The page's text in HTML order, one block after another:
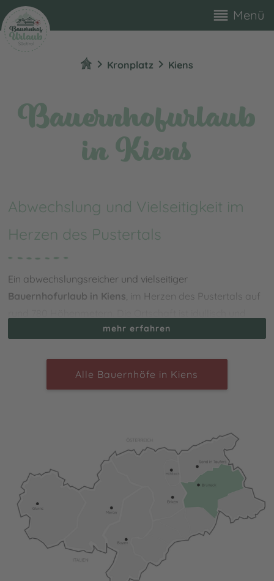
reorder Menü
chevron_right Kronplatz chevron_right Kiens
Bauernhofurlaub
in Kiens
Abwechslung und Vielseitigkeit im
Herzen des Pustertals
Ein abwechslungsreicher und vielseitiger
Bauernhofurlaub in Kiens, im Herzen des Pustertals auf
dennoch zentral gelegen, sodass sie einen wunderbaren
kannst Du einen Urlaub auf dem Bauernhof voller
entdecken. Erkunde die malerische Umgebung beim
Radfahren, Spazieren oder Wandern: Herrliche Touren in
verschiedenen Höhenlagen und Schwierigkeitsgraden
erwarten Dich! Auch das Ski- und Wandergebiet
Kronplatz sowie der Naturbadeteich von Issing befinden
sich unweit von Kiens.
mehr erfahren
Alle Bauernhöfe in Kiens